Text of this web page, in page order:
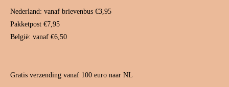
a
s
Nederland: vanaf brievenbus €3,95
Pakketpost €7,95
België: vanaf €6,50
Gratis verzending vanaf 100 euro naar NL